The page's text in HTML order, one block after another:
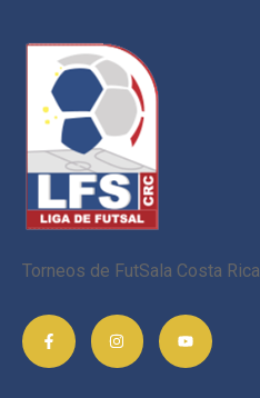
Torneos de FutSala Costa Rica